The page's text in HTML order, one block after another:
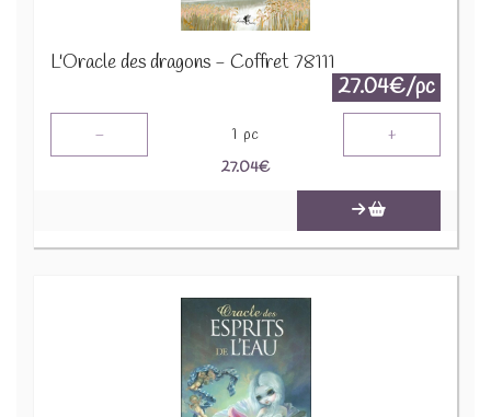
L'Oracle des dragons - Coffret 78111
27.04€/pc
- 1 pc +
27.04€